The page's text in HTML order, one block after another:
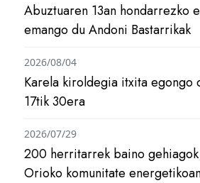
Abuztuaren 13an hondarrezko
emango du Andoni Bastarrikak
Karela kiroldegia itxita egongo
17tik 30era
2026/08/04
200 herritarrek baino
Orioko komunitate
2026/07/29